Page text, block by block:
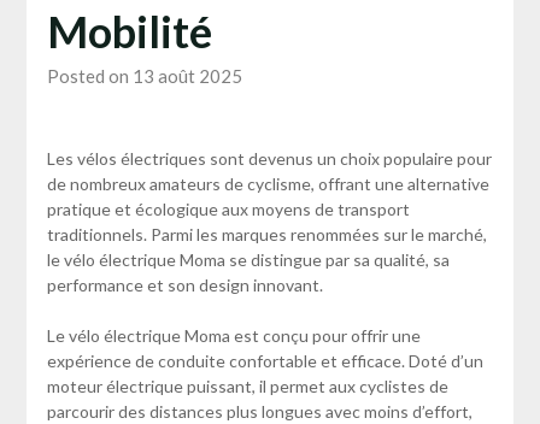
Mobilité
Posted on 13 août 2025
Les vélos électriques sont devenus un choix populaire pour
de nombreux amateurs de cyclisme, offrant une alternative
pratique et écologique aux moyens de transport
traditionnels. Parmi les marques renommées sur le marché,
le vélo électrique Moma se distingue par sa qualité, sa
performance et son design innovant.
Le vélo électrique Moma est conçu pour offrir une
expérience de conduite confortable et efficace. Doté d’un
moteur électrique puissant, il permet aux cyclistes de
parcourir des distances plus longues avec moins d’effort,